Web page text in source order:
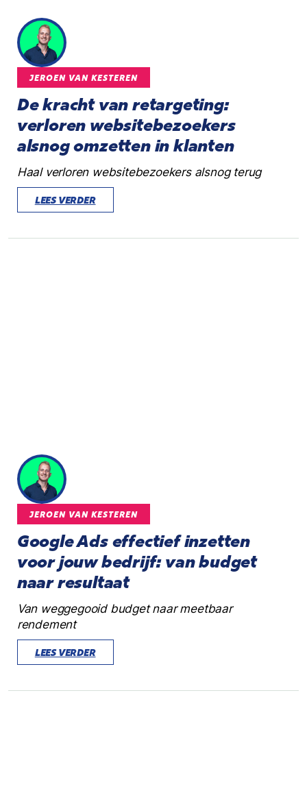
JEROEN VAN KESTEREN
De kracht van retargeting:
verloren websitebezoekers
alsnog omzetten in klanten
Haal verloren websitebezoekers alsnog terug
LEES VERDER
JEROEN VAN KESTEREN
Google Ads effectief inzetten
voor jouw bedrijf: van budget
naar resultaat
Van weggegooid budget naar meetbaar
rendement
LEES VERDER